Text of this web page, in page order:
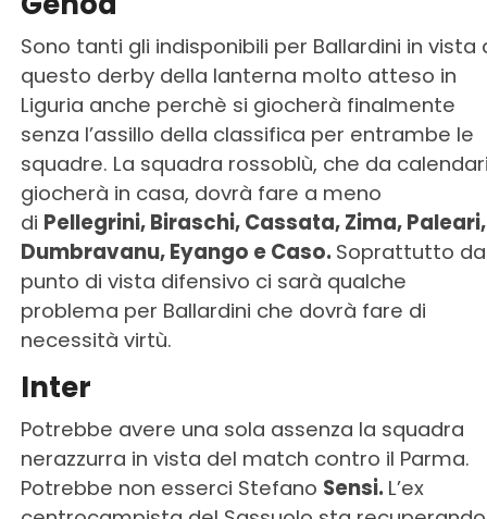
Sono tanti gli indisponibili per Ballardini in vista
questo derby della lanterna molto atteso in
Liguria anche perchè si giocherà finalmente
senza l’assillo della classifica per entrambe le
squadre. La squadra rossoblù, che da
giocherà in casa, dovrà fare a meno
di Pellegrini, Biraschi, Cassata, Zima, Paleari,
Dumbravanu, Eyango e Caso. Soprattutto
punto di vista difensivo ci sarà qualche
problema per Ballardini che dovrà fare di
necessità virtù.
Inter
Potrebbe avere una sola assenza la squadra
nerazzurra in vista del match contro il Parma.
Potrebbe non esserci Stefano Sensi. L’ex